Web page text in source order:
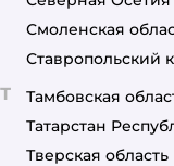
Смоленская
Ставропольский
Т Тамбовская
Татарстан
Тверская область